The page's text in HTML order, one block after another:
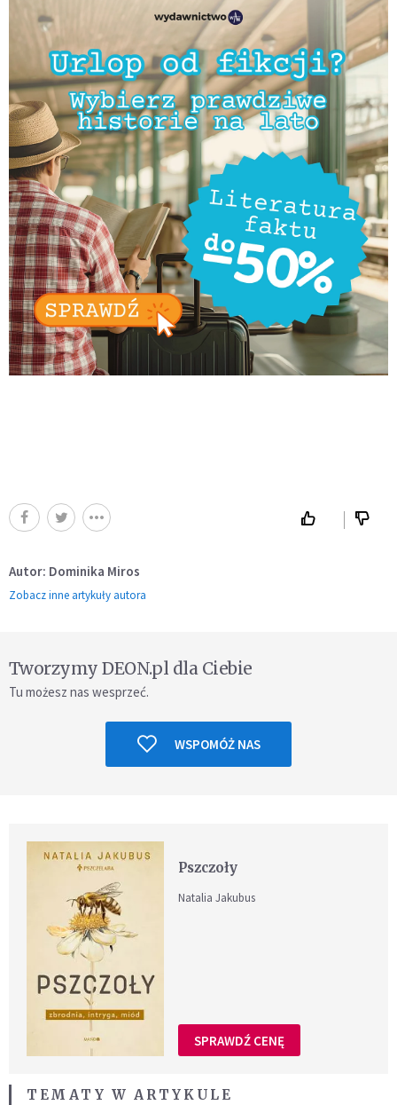
Autor: Dominika Miros
Zobacz inne artykuły autora
Tworzymy DEON.pl dla Ciebie
Tu możesz nas wesprzeć.
WSPOMÓŻ NAS
Pszczoły
Natalia Jakubus
SPRAWDŹ CENĘ
TEMATY W ARTYKULE